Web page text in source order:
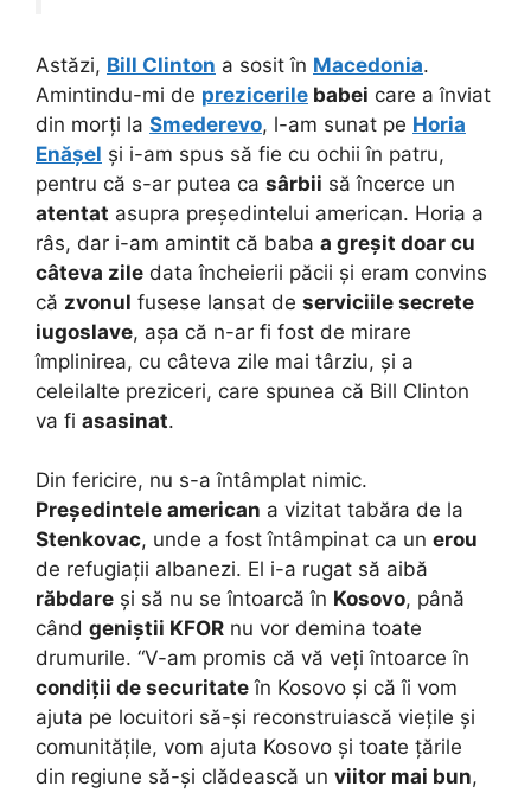
Astăzi, Bill Clinton a sosit în Macedonia.
Amintindu-mi de prezicerile babei care a înviat
din morți la Smederevo, l-am sunat pe Horia
Enășel și i-am spus să fie cu ochii în patru,
pentru că s-ar putea ca sârbii să încerce un
atentat asupra președintelui american. Horia a
râs, dar i-am amintit că baba a greșit doar cu
câteva zile data încheierii păcii și eram convins
că zvonul fusese lansat de serviciile secrete
iugoslave, așa că n-ar fi fost de mirare
împlinirea, cu câteva zile mai târziu, și a
celeilalte preziceri, care spunea că Bill Clinton
va fi asasinat.
Din fericire, nu s-a întâmplat nimic.
Președintele american a vizitat tabăra de la
Stenkovac, unde a fost întâmpinat ca un erou
de refugiații albanezi. El i-a rugat să aibă
răbdare și să nu se întoarcă în Kosovo, până
când geniștii KFOR nu vor demina toate
drumurile. “V-am promis că vă veți întoarce în
condiții de securitate în Kosovo și că îi vom
ajuta pe locuitori să-și reconstruiască viețile și
comunitățile, vom ajuta Kosovo și toate țările
din regiune să-și clădească un viitor mai bun,